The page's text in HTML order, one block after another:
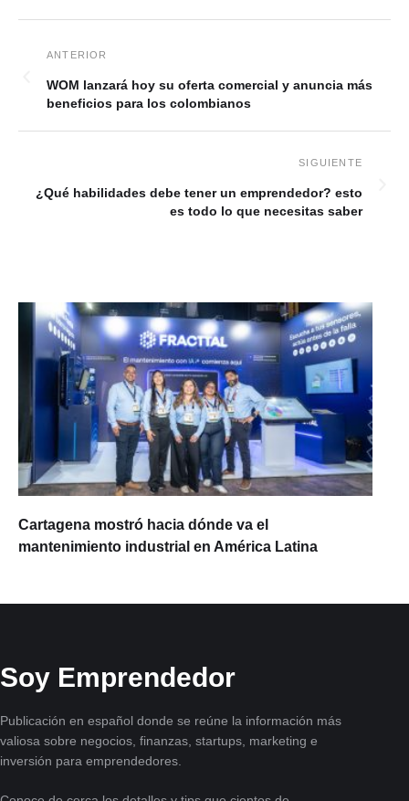
WOM lanzará hoy su oferta comercial y anuncia más
beneficios para los colombianos
¿Qué habilidades debe tener un emprendedor? esto
es todo lo que necesitas saber
Cartagena mostró hacia dónde va el
mantenimiento industrial en América Latina
Soy Emprendedor
Publicación en español donde se reúne la información más
valiosa sobre negocios, finanzas, startups, marketing e
inversión para emprendedores.